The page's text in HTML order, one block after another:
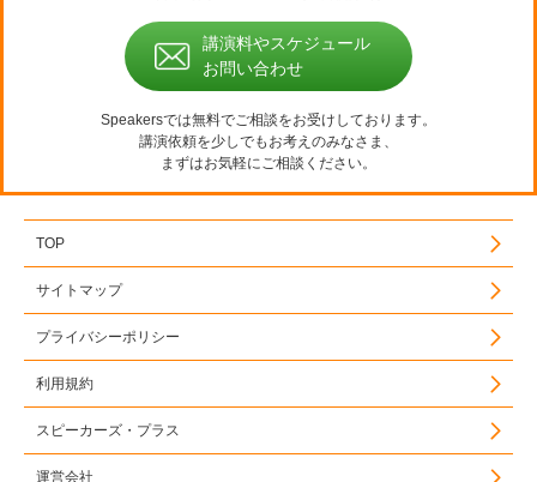
講演料やスケジュール
お問い合わせ
Speakersでは無料でご相談をお受けしております。
講演依頼を少しでもお考えのみなさま、
まずはお気軽にご相談ください。
TOP
サイトマップ
プライバシーポリシー
利用規約
スピーカーズ・プラス
運営会社